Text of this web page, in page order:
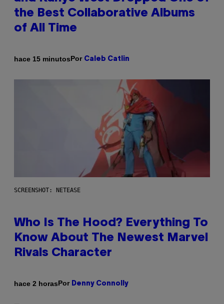
the Best Collaborative Albums
of All Time
hace 15 minutosPor Caleb Catlin
SCREENSHOT: NETEASE
Who Is The Hood? Everything To
Know About The Newest Marvel
Rivals Character
hace 2 horasPor Denny Connolly